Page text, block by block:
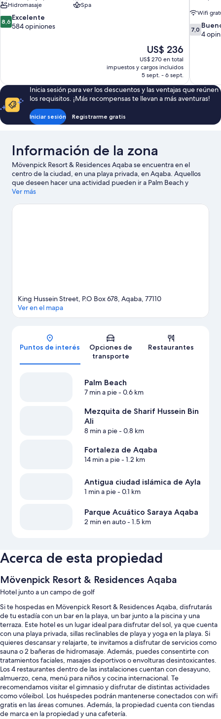
Hidromasaje
Spa
8.6
de
8,6 Excelente
584 opiniones
El
precio
actual
es
de
US$ 236
US$ 236
US$ 270 en total
impuestos y cargos incluidos
5 sept. - 6 sept.
Wifi
7.0
de
7,0
4
Inicia sesión para ver los descuentos y las ventajas que reúnen
los requisitos. ¡Más recompensas te llevan a más aventuras!
Iniciar sesión Registrarme gratis
Información de la zona
Mövenpick Resort & Residences Aqaba se encuentra en el
centro de la ciudad, en una playa privada, en Aqaba. Aquellos
que deseen hacer una actividad pueden ir a Palm Beach y
Puerto de Aqaba, mientras que quienes deseen conocer los
Saraya Aqaba y Parque marino Aqaba. También vale la pena
Ver más
Mapa
King Hussein Street, P.O Box 678, Aqaba, 77110
Ver en el mapa
Puntos de interés
Opciones de
transporte
Restaurantes
Palm Beach
7 min a pie- 0.6 km
Mezquita de Sharif Hussein Bin
Ali
8 min a pie- 0.8 km
Fortaleza de Aqaba
14 min a pie- 1.2 km
Antigua ciudad islámica de Ayla
1 min a pie- 0.1 km
Parque Acuático Saraya Aqaba
2 min en auto- 1.5 km
Acerca de esta propiedad
Mövenpick Resort & Residences Aqaba
Hotel junto a un campo de golf
Si te hospedas en Mövenpick Resort & Residences Aqaba, disfrutarás
de tu estadía con un bar en la playa, un bar junto a la piscina y una
terraza. Este hotel es un lugar ideal para disfrutar del sol, ya que cuenta
con una playa privada, sillas reclinables de playa y yoga en la playa. Si
quieres descansar y relajarte, te invitamos a disfrutar de servicios como
sauna o 2 bañeras de hidromasaje. Además, puedes consentirte con
tratamientos faciales, masajes deportivos o envolturas desintoxicantes.
Los 4 restaurantes dentro de las instalaciones cuentan con desayuno,
almuerzo, cena, menú para niños y cocina internacional. Te
recomendamos visitar el gimnasio y disfrutar de distintas actividades
como vóleibol. Los huéspedes podrán mantenerse conectados con wifi
gratis en las áreas comunes. Además, la propiedad cuenta con tiendas
de marca en la propiedad y una cafetería.